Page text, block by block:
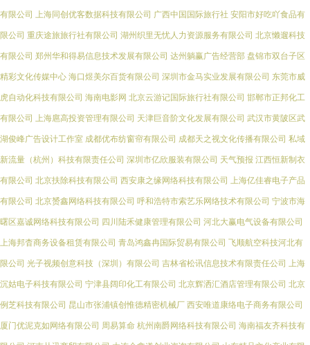
有限公司 上海同创优客数据科技有限公司 广西中国国际旅行社 安阳市好吃吖食品有
限公司 重庆途旅旅行社有限公司 湖州织里无忧人力资源服务有限公司 北京懒遛科技
有限公司 郑州华和得易信息技术发展有限公司 达州躺赢广告经营部 盘锦市双台子区
精彩文化传媒中心 海口煜美尔百货有限公司 深圳市金马实业发展有限公司 东莞市威
虎自动化科技有限公司 海南电影网 北京云游记国际旅行社有限公司 邯郸市正邦化工
有限公司 上海扈高投资管理有限公司 天津巨音阶文化发展有限公司 武汉市黄陂区武
湖俊峰广告设计工作室 成都优布纺窗帘有限公司 成都天之视文化传播有限公司 私域
新流量（杭州）科技有限责任公司 深圳市亿欣服装有限公司 天气预报 江西恒新制衣
有限公司 北京扶除科技有限公司 西安康之缘网络科技有限公司 上海亿佳睿电子产品
有限公司 北京赟鑫网络科技有限公司 呼和浩特市索艺乐网络技术有限公司 宁波市海
曙区嘉诚网络科技有限公司 四川陆禾健康管理有限公司 河北大赢电气设备有限公司
上海邦杳商务设备租赁有限公司 青岛鸿鑫冉国际贸易有限公司 飞顺航空科技河北有
限公司 光子视频创意科技（深圳）有限公司 吉林省松讯信息技术有限责任公司 上海
沉姑电子科技有限公司 宁津县阔印化工有限公司 北京辉洒汇酒店管理有限公司 北京
例芝科技有限公司 昆山市张浦镇创惟德精密机械厂 西安唯道康络电子商务有限公司
厦门优泥克如网络有限公司 周易算命 杭州南爵网络科技有限公司 海南福友齐科技有